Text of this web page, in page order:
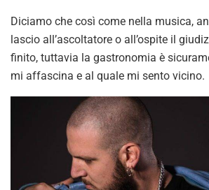
Diciamo che così come nella musica,
lascio all’ascoltatore o all’ospite il
finito, tuttavia la gastronomia è
mi affascina e al quale mi sento vicino.